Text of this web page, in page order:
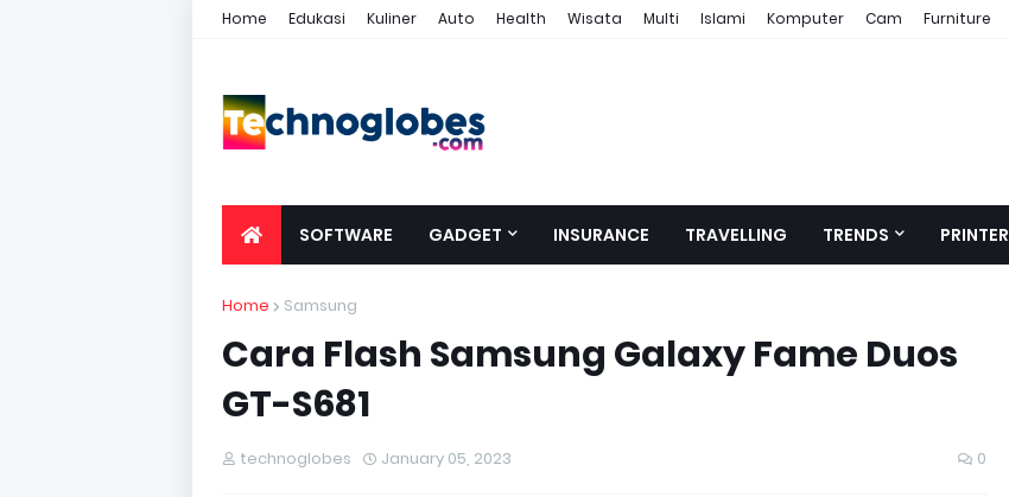
Home Edukasi Kuliner Auto Health Wisata Multi Islami Komputer Cam Furniture
SOFTWARE GADGET INSURANCE TRAVELLING TRENDS PRINTER
Home Samsung
Cara Flash Samsung Galaxy Fame Duos
GT-S681
technoglobes January 05, 2023 0